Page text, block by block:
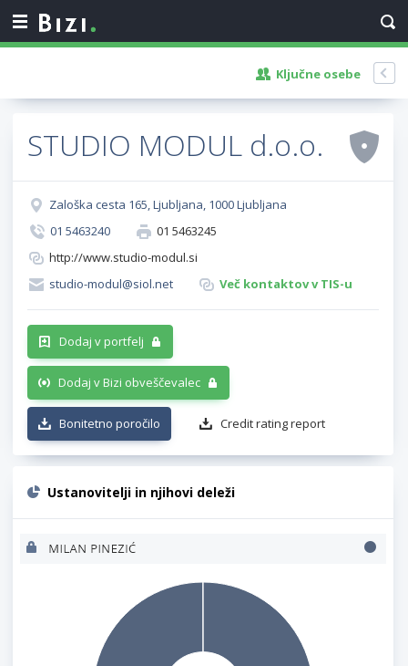
Ključne osebe
STUDIO MODUL d.o.o.
Zaloška cesta 165, Ljubljana, 1000 Ljubljana
01 5463240
01 5463245
http://www.studio-modul.si
studio-modul@siol.net
Več kontaktov v TIS-u
Dodaj v portfelj
Dodaj v Bizi obveščevalec
Bonitetno poročilo Credit rating report
Ustanovitelji in njihovi deleži